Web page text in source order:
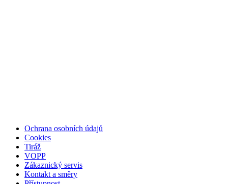
Ochrana osobních údajů
Cookies
Tiráž
VOPP
Zákaznický servis
Kontakt a směry